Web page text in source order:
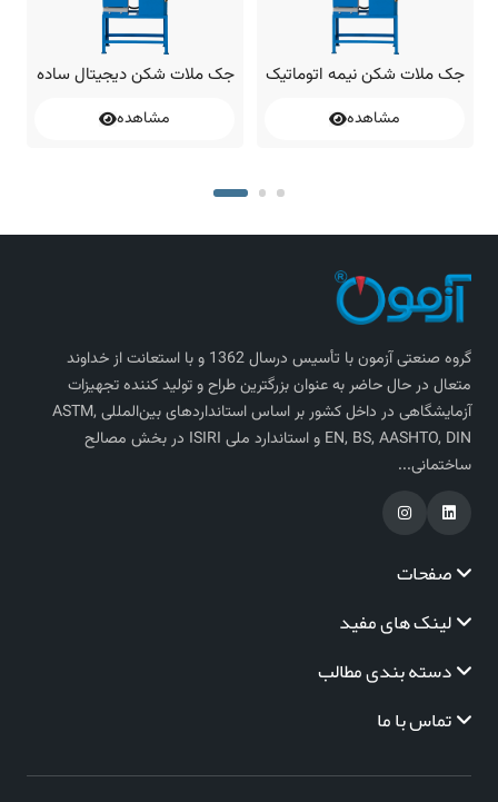
جک ملات شکن دیجیتال ساده
مشاهده
جک ملات شکن نیمه اتوماتیک
مشاهده
گروه صنعتی آزمون با تأسیس درسال 1362 و با استعانت از خداوند
متعال در حال حاضر به عنوان بزرگترین طراح و تولید کننده تجهیزات
آزمایشگاهی در داخل کشور بر اساس استاندارد‌های بین‌المللی ASTM,
EN, BS, AASHTO, DIN و استاندارد ملی ISIRI در بخش مصالح
ساختمانی...
صفحات
لینک های مفید
دسته بندی مطالب
تماس با ما